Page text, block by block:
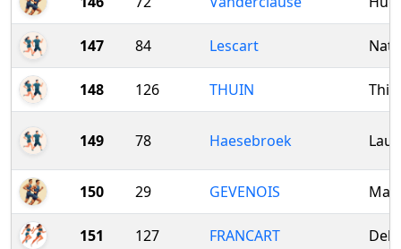
147 84 Lescart
148 126 THUIN
149 78 Haesebroek
150 29 GEVENOIS
151 127 FRANCART